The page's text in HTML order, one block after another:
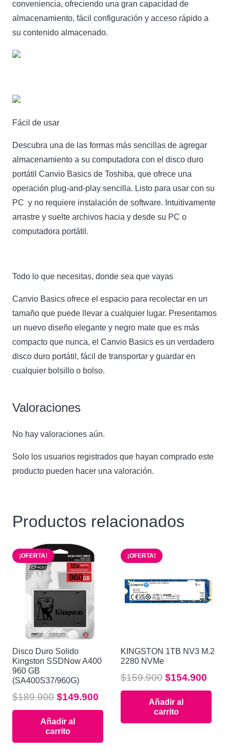
conveniencia, ofreciendo una gran capacidad de
almacenamiento, fácil configuración y acceso rápido a
su contenido almacenado.
Fácil de usar
Descubra una de las formas más sencillas de agregar
almacenamiento a su computadora con el disco duro
portátil Canvio Basics de Toshiba, que ofrece una
operación plug-and-play sencilla. Listo para usar con su
PC y no requiere instalación de software. Intuitivamente
arrastre y suelte archivos hacia y desde su PC o
computadora portátil.
Todo lo que necesitas, donde sea que vayas
Canvio Basics ofrece el espacio para recolectar en un
tamaño que puede llevar a cualquier lugar. Presentamos
un nuevo diseño elegante y negro mate que es más
compacto que nunca, el Canvio Basics es un verdadero
disco duro portátil, fácil de transportar y guardar en
cualquier bolsillo o bolso.
Valoraciones
No hay valoraciones aún.
Solo los usuarios registrados que hayan comprado este
producto pueden hacer una valoración.
Productos relacionados
¡OFERTA!
Disco Duro Solido
Kingston SSDNow A400
960 GB
(SA400S37/960G)
$189.900 El
precio
original
era:
$149.900
precio
actual
Añadir al
carrito
¡OFERTA!
KINGSTON 1TB NV3 M.2
2280 NVMe
$159.900 El
precio
original
era:
$154.900
Añadir al
carrito